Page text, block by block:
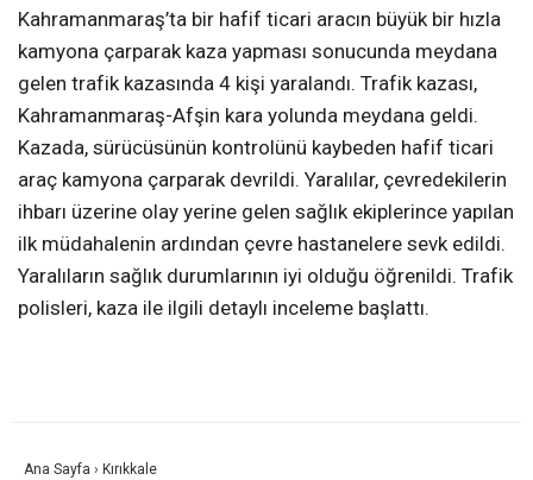
Kahramanmaraş’ta bir hafif ticari aracın büyük bir hızla
kamyona çarparak kaza yapması sonucunda meydana
gelen trafik kazasında 4 kişi yaralandı. Trafik kazası,
Kahramanmaraş-Afşin kara yolunda meydana geldi.
Kazada, sürücüsünün kontrolünü kaybeden hafif ticari
araç kamyona çarparak devrildi. Yaralılar, çevredekilerin
ihbarı üzerine olay yerine gelen sağlık ekiplerince yapılan
ilk müdahalenin ardından çevre hastanelere sevk edildi.
Yaralıların sağlık durumlarının iyi olduğu öğrenildi. Trafik
polisleri, kaza ile ilgili detaylı inceleme başlattı.
Ana Sayfa › Kırıkkale